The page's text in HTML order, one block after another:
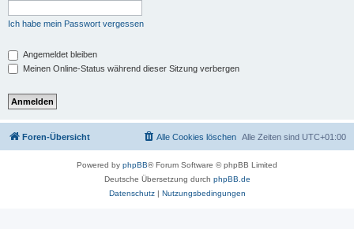
Ich habe mein Passwort vergessen
Angemeldet bleiben
Meinen Online-Status während dieser Sitzung verbergen
Foren-Übersicht Alle Zeiten sind UTC+01:00
Alle Cookies löschen
Powered by phpBB® Forum Software © phpBB Limited
Deutsche Übersetzung durch phpBB.de
Datenschutz| Nutzungsbedingungen